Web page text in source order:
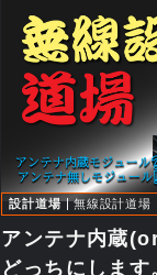
設計道場 無線設計道場
アンテナ内蔵
どっちにします